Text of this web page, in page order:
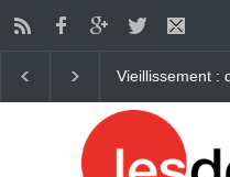
à "rajeunir" des